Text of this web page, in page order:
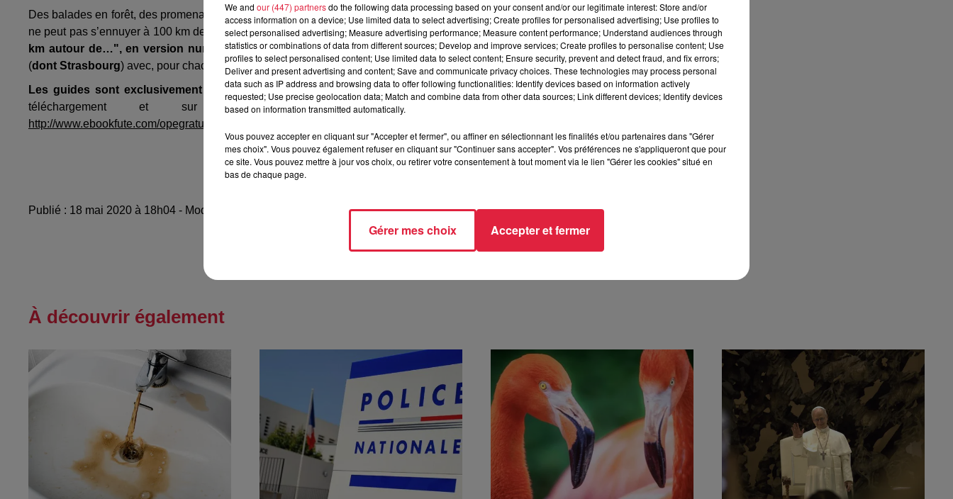
Des balades en forêt, des promenades le long d’une rivière, des sorties insolites, des visites, des découvertes, du sport : on
ne peut pas s’ennuyer à 100 km de chez soi.Le Petit Futé rend désormais disponible gratuitement ses ouvrages "100
km autour de…", en version numérique."100 km autour de…", ce sont 12 titres du Petit Futé sur 12 villes de France
(dont Strasbourg) avec, pour chacun, une sélection d’idées et de bons plans.
Les guides sont exclusivement disponibles en version digitale mais sont gratuits, sur toutes les plate-formes de
téléchargement et sur :ebookfute.com(pour Strasbourg
http://www.ebookfute.com/opegratuite100kmautourde/detail/article/5424/
Publié : 18 mai 2020 à 18h04 - Modifié : 10 mai 2021 à 11h00 Céline Rinckel
À découvrir également
We and our (447) partnersdo the following data processing based on your consent and/or our legitimate interest: Store and/or
access information on a device; Use limited data to select advertising; Create profiles for personalised advertising; Use profiles to
select personalised advertising; Measure advertising performance; Measure content performance; Understand audiences through
statistics or combinations of data from different sources; Develop and improve services; Create profiles to personalise content; Use
profiles to select personalised content; Use limited data to select content; Ensure security, prevent and detect fraud, and fix errors;
Deliver and present advertising and content; Save and communicate privacy choices. These technologies may process personal
data such as IP address and browsing data to offer following functionalities: Identify devices based on information actively
requested; Use precise geolocation data; Match and combine data from other data sources; Link different devices; Identify devices
based on information transmitted automatically.
Vous pouvez accepter en cliquant sur "Accepter et fermer", ou affiner en sélectionnant les finalités et/ou partenaires dans "Gérer
mes choix". Vous pouvez également refuser en cliquant sur "Continuer sans accepter". Vos préférences ne s'appliqueront que pour
ce site. Vous pouvez mettre à jour vos choix, ou retirer votre consentement à tout moment via le lien "Gérer les cookies" situé en
bas de chaque page.
Gérer mes choix Accepter et fermer